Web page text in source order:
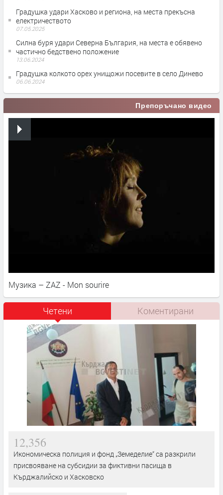
Градушка удари Хасково и региона, на места прекъсна
електричеството
07.05.2025
Силна буря удари Северна България, на места е обявено
частично бедствено положение
13.06.2024
Градушка колкото орех унищожи посевите в село Динево
06.06.2024
Препоръчано видео
Музика – ZAZ - Mon sourire
Четени Коментирани
12,356
Икономическа полиция и фонд „Земеделие“ са разкрили
присвояване на субсидии за фиктивни пасища в
Кърджалийско и Хасковско